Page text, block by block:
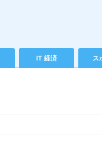
IT 経済 ス